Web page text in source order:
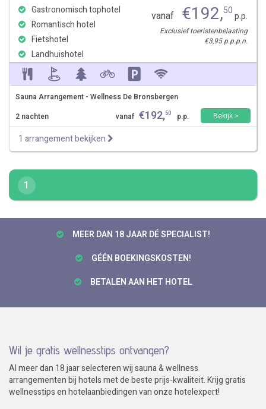
Gastronomisch tophotel
Romantisch hotel
Fietshotel
Landhuishotel
vanaf €192,50p.p.
Exclusief toeristenbelasting
€3,95 p.p.p.n.
Sauna Arrangement - Wellness De Bronsbergen
2 nachten
vanaf €192,50 p.p. Bekijk >
1 arrangement bekijken
1
MEER DAN 18 JAAR DÉ SPECIALIST!
GÉÉN BOEKINGSKOSTEN!
BETALEN AAN HET HOTEL
Wil je gratis wellnesstips ontvangen?
Al meer dan 18 jaar selecteren wij sauna & wellness
arrangementen bij hotels met de beste prijs-kwaliteit. Krijg gratis
wellnesstips en hotelaanbiedingen van onze hotelexpert!